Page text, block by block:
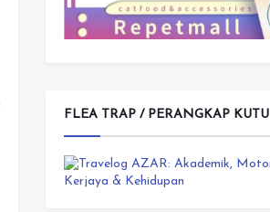
FLEA TRAP / PERANGKAP KUTU